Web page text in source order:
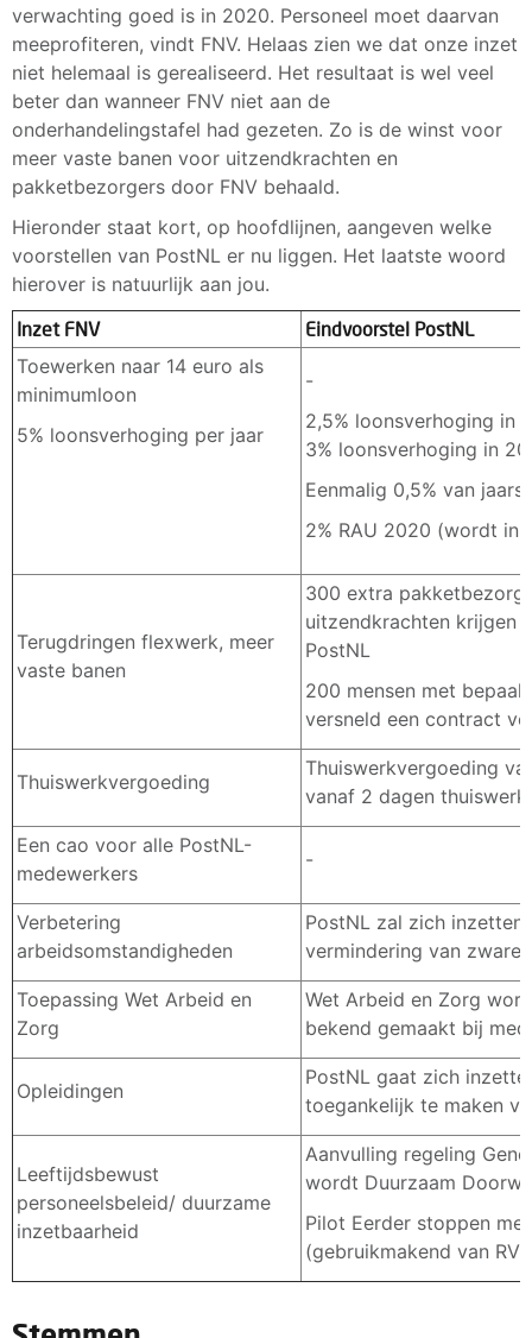
verwachting goed is in 2020. Personeel moet daarvan
meeprofiteren, vindt FNV. Helaas zien we dat onze inzet
niet helemaal is gerealiseerd. Het resultaat is wel veel
beter dan wanneer FNV niet aan de
onderhandelingstafel had gezeten. Zo is de winst voor
meer vaste banen voor uitzendkrachten en
pakketbezorgers door FNV behaald.
Hieronder staat kort, op hoofdlijnen, aangeven welke
voorstellen van PostNL er nu liggen. Het laatste woord
hierover is natuurlijk aan jou.
Inzet FNV Eindvoorstel PostNL
Toewerken naar 14 euro als
minimumloon
5% loonsverhoging per jaar
-
2,5% loonsverhoging in
3% loonsverhoging in
Eenmalig 0,5% van
2% RAU 2020 (wordt in
Terugdringen flexwerk, meer
vaste banen
300 extra
uitzendkrachten krijgen
PostNL
200 mensen met
versneld een contract
Thuiswerkvergoeding
Thuiswerkvergoeding
vanaf 2 dagen
Een cao voor alle PostNL-
medewerkers
-
Verbetering
arbeidsomstandigheden
PostNL zal zich
vermindering van zware
Toepassing Wet Arbeid en
Zorg
Wet Arbeid en Zorg
bekend gemaakt bij
Opleidingen
PostNL gaat zich
toegankelijk te maken
Leeftijdsbewust
personeelsbeleid/ duurzame
inzetbaarheid
Aanvulling regeling
wordt Duurzaam
Pilot Eerder stoppen
(gebruikmakend van